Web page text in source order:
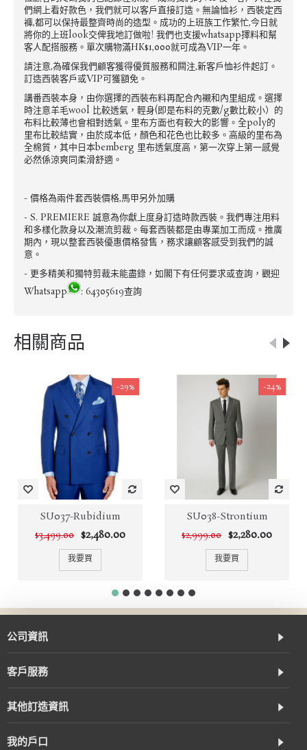
們網上看好款色，我們就可以客戶直接訂造。無論恤衫，西裝定西
褲,都可以保持最整齊時尚的造型。成功的上班族工作繁忙,今日就
將你的上班look交俾我地訂做啦! 我們也支援whatsapp擇料和幫
客人配搭服務。單次購物滿HK$1,000就可成為VIP一年。
請注意,為確保我們顧客獲得優質服務和闗注,新客戶恤衫件起訂。
訂造西裝客戶或VIP可獲額免。
講番西裝本身，由你選擇的西裝布料再配合內襯和內里組成。選擇
時注意羊毛wool 比較透氣，輕身(即是布料的克數/g數比較小）的
布料比較薄也會相對透氣。里布方面也有較大的影響。全poly的
里布比較結實，由於成本低，顏色和花色也比較多。高級的里布為
全棉質，其中日本bemberg 里布透氣度高，第一次穿上第一感覺
必然係涼爽同柔滑舒適。
- 價格為兩件套西裝價格,馬甲另外加購
- S. PREMIERE 誠意為你獻上度身訂造時款西裝。我們專注用料
和多樣化款身以及潮流剪裁。每套西裝都是由專業加工而成。推廣
期內，現以整套西裝優惠價格發售，務求讓顧客感受到我們的誠
意。
- 更多精美和獨特剪裁未能盡錄，如閣下有任何要求或查詢，觀迎
Whatsapp
: 64305619查詢
相關商品
-29%
SU037-Rubidium
$3,499.00 $2,480.00
我要買
-24%
SU038-Strontium
$2,999.00 $2,280.00
我要買
公司資訊
客戶服務
其他訂造資訊
我的戶口